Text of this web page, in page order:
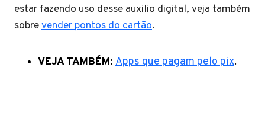
estar fazendo uso desse auxilio digital, veja também
sobrevender pontos do cartão.
VEJA TAMBÉM: Apps que pagam pelo pix.